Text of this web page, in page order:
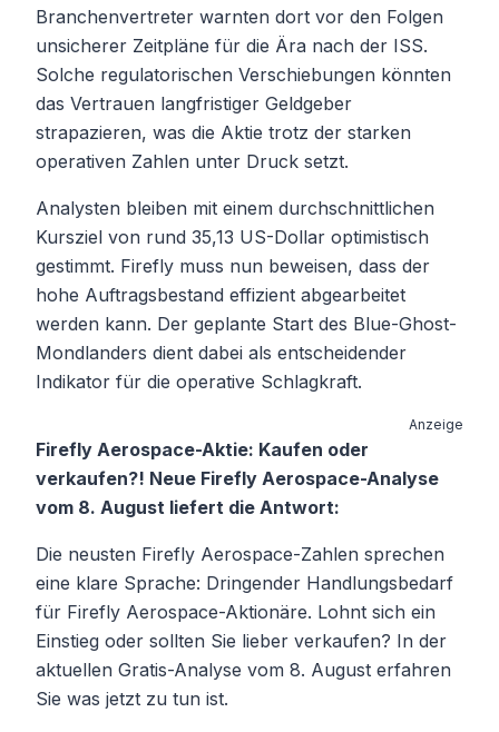
Branchenvertreter warnten dort vor den Folgen
unsicherer Zeitpläne für die Ära nach der ISS.
Solche regulatorischen Verschiebungen könnten
das Vertrauen langfristiger Geldgeber
strapazieren, was die Aktie trotz der starken
operativen Zahlen unter Druck setzt.
Analysten bleiben mit einem durchschnittlichen
Kursziel von rund 35,13 US-Dollar optimistisch
gestimmt. Firefly muss nun beweisen, dass der
hohe Auftragsbestand effizient abgearbeitet
werden kann. Der geplante Start des Blue-Ghost-
Mondlanders dient dabei als entscheidender
Indikator für die operative Schlagkraft.
Anzeige
Firefly Aerospace-Aktie: Kaufen oder
verkaufen?! Neue Firefly Aerospace-Analyse
vom 8. August liefert die Antwort:
Die neusten Firefly Aerospace-Zahlen sprechen
eine klare Sprache: Dringender Handlungsbedarf
für Firefly Aerospace-Aktionäre. Lohnt sich ein
Einstieg oder sollten Sie lieber verkaufen? In der
aktuellen Gratis-Analyse vom 8. August erfahren
Sie was jetzt zu tun ist.